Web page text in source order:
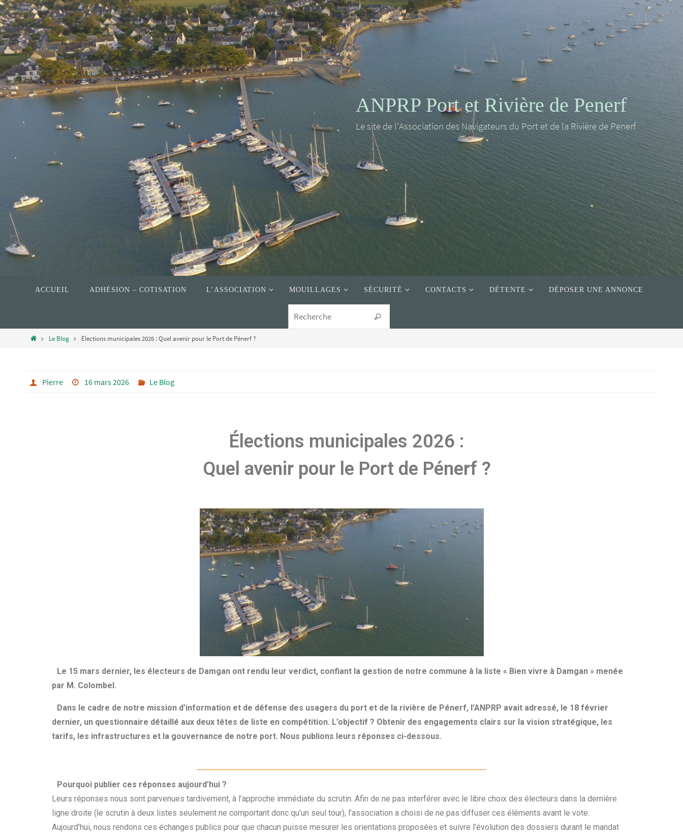
ANPRP Port et Rivière de Penerf
Le site de l'Association des Navigateurs du Port et de la Rivière de Penerf
ACCUEIL ADHÉSION – COTISATION L’ASSOCIATION MOUILLAGES SÉCURITÉ CONTACTS DÉTENTE DÉPOSER UNE ANNONCE
Le Blog Élections municipales 2026 : Quel avenir pour le Port de Pénerf ?
Pierre 16 mars 2026 Le Blog
Élections municipales 2026 :
Quel avenir pour le Port de Pénerf ?
Le 15 mars dernier, les électeurs de Damgan ont rendu leur verdict, confiant la gestion de notre commune à la liste « Bien vivre à Damgan » menée
par M. Colombel.
Dans le cadre de notre mission d’information et de défense des usagers du port et de la rivière de Pénerf, l’ANPRP avait adressé, le 18 février
dernier, un questionnaire détaillé aux deux têtes de liste en compétition. L’objectif ? Obtenir des engagements clairs sur la vision stratégique, les
tarifs, les infrastructures et la gouvernance de notre port. Nous publions leurs réponses ci-dessous.
Pourquoi publier ces réponses aujourd’hui ?
Leurs réponses nous sont parvenues tardivement, à l’approche immédiate du scrutin. Afin de ne pas interférer avec le libre choix des électeurs dans la dernière
ligne droite (le scrutin à deux listes seulement ne comportant donc qu’un seul tour), l’association a choisi de ne pas diffuser ces éléments avant le vote.
Aujourd’hui, nous rendons ces échanges publics pour que chacun puisse mesurer les orientations proposées et suivre l’évolution des dossiers durant le mandat